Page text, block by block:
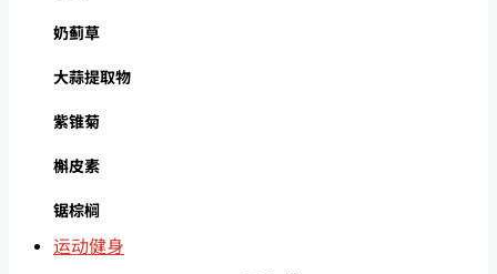
奶蓟草
大蒜提取物
紫锥菊
槲皮素
锯棕榈
运动健身